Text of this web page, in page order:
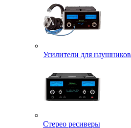
Усилители для наушников
Стерео ресиверы